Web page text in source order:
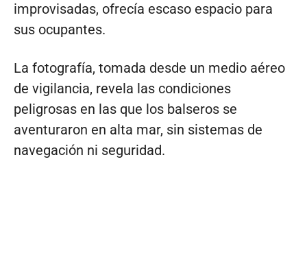
improvisadas, ofrecía escaso espacio para
sus ocupantes.
La fotografía, tomada desde un medio aéreo
de vigilancia, revela las condiciones
peligrosas en las que los balseros se
aventuraron en alta mar, sin sistemas de
navegación ni seguridad.